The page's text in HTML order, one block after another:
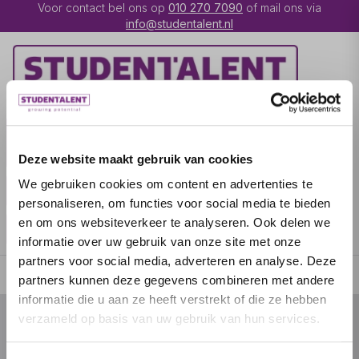
Deze website maakt gebruik van cookies
We gebruiken cookies om content en advertenties te
personaliseren, om functies voor social media te bieden
en om ons websiteverkeer te analyseren. Ook delen we
informatie over uw gebruik van onze site met onze
partners voor social media, adverteren en analyse. Deze
partners kunnen deze gegevens combineren met andere
informatie die u aan ze heeft verstrekt of die ze hebben
verzameld op basis van uw gebruik van hun services.
Voor contact bel ons op 010 270 7090 of mail ons via
info@studentalent.nl
UITZENDKRACHT
IK BEN WERKGEVER OVER STUDENTALENT
SPECIALISATIES